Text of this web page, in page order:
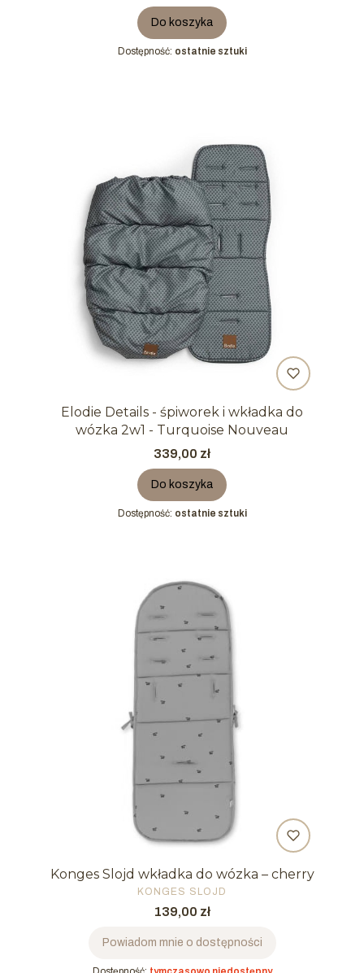
Do koszyka
Dostępność: ostatnie sztuki
Elodie Details - śpiworek i wkładka do
wózka 2w1 - Turquoise Nouveau
Cena
339,00 zł
Do koszyka
Dostępność: ostatnie sztuki
Konges Slojd wkładka do wózka – cherry
PRODUCENT
KONGES SLOJD
Cena
139,00 zł
Powiadom mnie o dostępności